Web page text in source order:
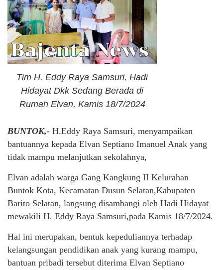
Tim H. Eddy Raya Samsuri, Hadi
Hidayat Dkk Sedang Berada di
Rumah Elvan, Kamis 18/7/2024
BUNTOK,- H.Eddy Raya Samsuri, menyampaikan
bantuannya kepada Elvan Septiano Imanuel Anak yang
tidak mampu melanjutkan sekolahnya,
Elvan adalah warga Gang Kangkung II Kelurahan
Buntok Kota, Kecamatan Dusun Selatan,Kabupaten
Barito Selatan, langsung disambangi oleh Hadi Hidayat
mewakili H. Eddy Raya Samsuri,pada Kamis 18/7/2024.
Hal ini merupakan, bentuk kepeduliannya terhadap
kelangsungan pendidikan anak yang kurang mampu,
bantuan pribadi tersebut diterima Elvan Septiano